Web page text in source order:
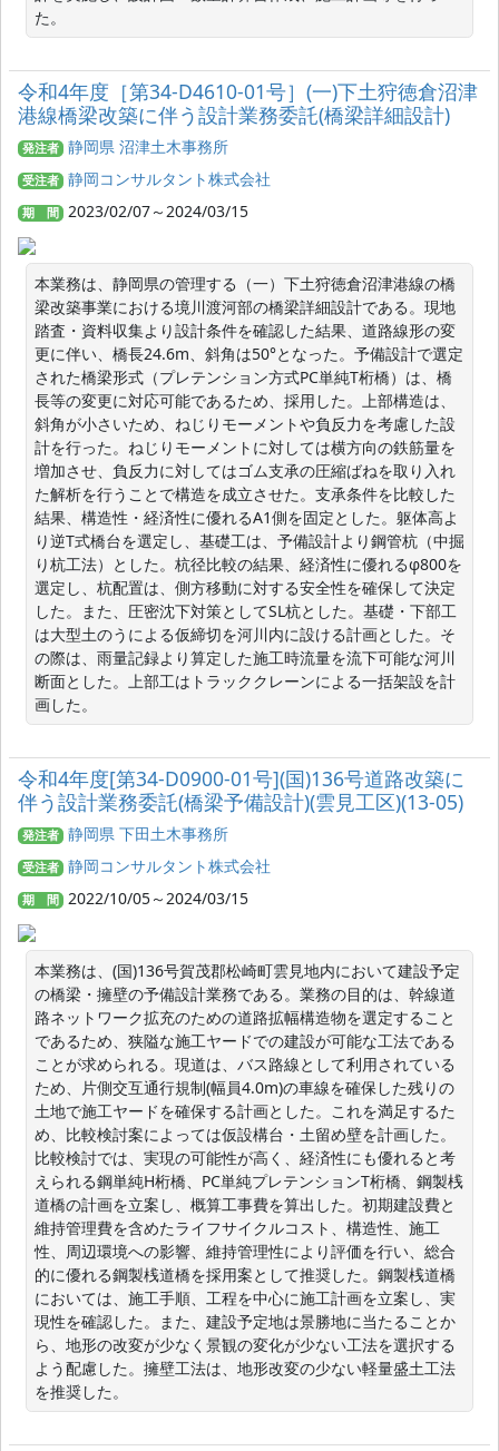
た。
令和4年度［第34-D4610-01号］(一)下土狩徳倉沼津
港線橋梁改築に伴う設計業務委託(橋梁詳細設計)
発注者 静岡県 沼津土木事務所
受注者 静岡コンサルタント株式会社
期 間 2023/02/07～2024/03/15
本業務は、静岡県の管理する（一）下土狩徳倉沼津港線の橋
梁改築事業における境川渡河部の橋梁詳細設計である。現地
踏査・資料収集より設計条件を確認した結果、道路線形の変
更に伴い、橋長24.6m、斜角は50°となった。予備設計で選定
された橋梁形式（プレテンション方式PC単純T桁橋）は、橋
長等の変更に対応可能であるため、採用した。上部構造は、
斜角が小さいため、ねじりモーメントや負反力を考慮した設
計を行った。ねじりモーメントに対しては横方向の鉄筋量を
増加させ、負反力に対してはゴム支承の圧縮ばねを取り入れ
た解析を行うことで構造を成立させた。支承条件を比較した
結果、構造性・経済性に優れるA1側を固定とした。躯体高よ
り逆T式橋台を選定し、基礎工は、予備設計より鋼管杭（中掘
り杭工法）とした。杭径比較の結果、経済性に優れるφ800を
選定し、杭配置は、側方移動に対する安全性を確保して決定
した。また、圧密沈下対策としてSL杭とした。基礎・下部工
は大型土のうによる仮締切を河川内に設ける計画とした。そ
の際は、雨量記録より算定した施工時流量を流下可能な河川
断面とした。上部工はトラッククレーンによる一括架設を計
画した。
令和4年度[第34-D0900-01号](国)136号道路改築に
伴う設計業務委託(橋梁予備設計)(雲見工区)(13-05)
発注者 静岡県 下田土木事務所
受注者 静岡コンサルタント株式会社
期 間 2022/10/05～2024/03/15
本業務は、(国)136号賀茂郡松崎町雲見地内において建設予定
の橋梁・擁壁の予備設計業務である。業務の目的は、幹線道
路ネットワーク拡充のための道路拡幅構造物を選定すること
であるため、狭隘な施工ヤードでの建設が可能な工法である
ことが求められる。現道は、バス路線として利用されている
ため、片側交互通行規制(幅員4.0m)の車線を確保した残りの
土地で施工ヤードを確保する計画とした。これを満足するた
め、比較検討案によっては仮設構台・土留め壁を計画した。
比較検討では、実現の可能性が高く、経済性にも優れると考
えられる鋼単純H桁橋、PC単純プレテンションT桁橋、鋼製桟
道橋の計画を立案し、概算工事費を算出した。初期建設費と
維持管理費を含めたライフサイクルコスト、構造性、施工
性、周辺環境への影響、維持管理性により評価を行い、総合
的に優れる鋼製桟道橋を採用案として推奨した。鋼製桟道橋
においては、施工手順、工程を中心に施工計画を立案し、実
現性を確認した。また、建設予定地は景勝地に当たることか
ら、地形の改変が少なく景観の変化が少ない工法を選択する
よう配慮した。擁壁工法は、地形改変の少ない軽量盛土工法
を推奨した。